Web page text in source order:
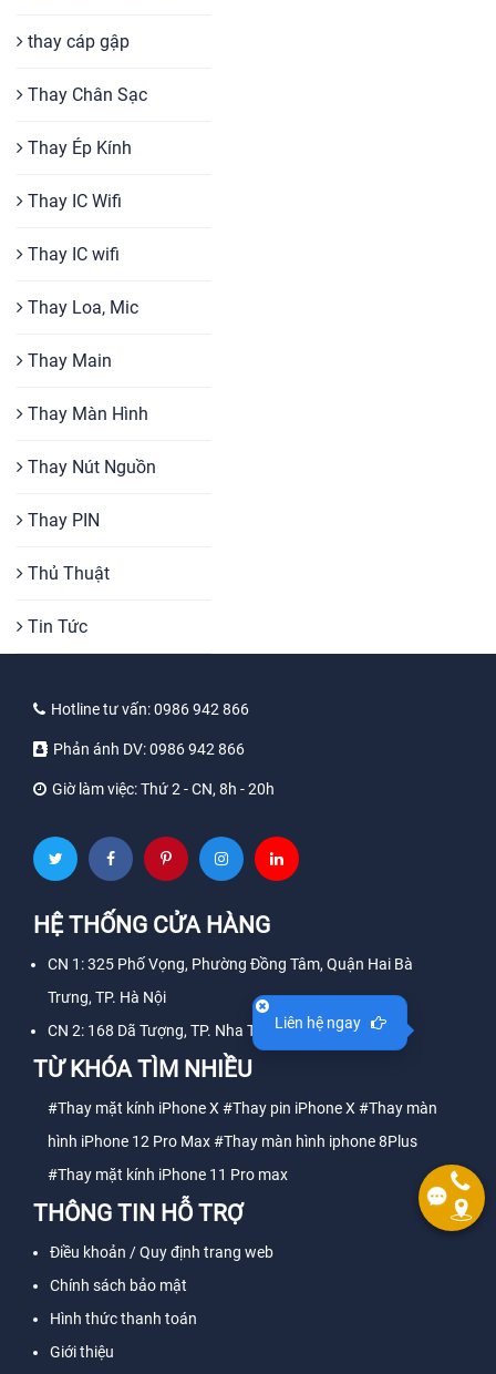
thay cáp gập
Thay Chân Sạc
Thay Ép Kính
Thay IC Wifi
Thay IC wifi
Thay Loa, Mic
Thay Main
Thay Màn Hình
Thay Nút Nguồn
Thay PIN
Thủ Thuật
Tin Tức
Hotline tư vấn:0986 942 866
Phản ánh DV:0986 942 866
Giờ làm việc:Thứ 2 - CN, 8h - 20h
HỆ THỐNG CỬA HÀNG
CN 1: 325 Phố Vọng, Phường Đồng Tâm, Quận Hai Bà
Trưng, TP. Hà Nội
CN 2: 168 Dã Tượng, TP. Nha Trang, Tỉnh Khánh Hòa
TỪ KHÓA TÌM NHIỀU
#Thay mặt kính iPhone X #Thay pin iPhone X #Thay màn
hình iPhone 12 Pro Max#Thay màn hình iphone 8Plus
#Thay mặt kính iPhone 11 Pro max
THÔNG TIN HỖ TRỢ
Điều khoản / Quy định trang web
Chính sách bảo mật
Hình thức thanh toán
Giới thiệu
Liên hệ ngay